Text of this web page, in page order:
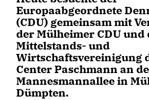
Europaabgeordnete
(CDU) gemeinsam mit
der Mülheimer CDU und
Mittelstands- und
Wirtschaftsvereinigung
Center Paschmann an
Mannesmannallee in
Dümpten.